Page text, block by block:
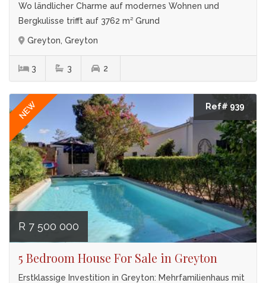
Wo ländlicher Charme auf modernes Wohnen und
Bergkulisse trifft auf 3762 m² Grund
Greyton, Greyton
3 3 2
NEW Ref# 939
R 7 500 000
5 Bedroom House For Sale in Greyton
Erstklassige Investition in Greyton: Mehrfamilienhaus mit